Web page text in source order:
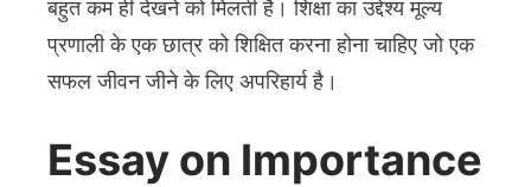
बहुत कम ही देखने को मिलती है। शिक्षा का उद्देश्य मूल्य
प्रणाली के एक छात्र को शिक्षित करना होना चाहिए जो एक
सफल जीवन जीने के लिए अपरिहार्य है।
Essay on Importance